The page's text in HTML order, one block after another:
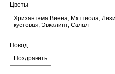
Цветы
Хризантема Виена, Маттиола,
кустовая, Эвкалипт, Салал
Повод
Поздравить